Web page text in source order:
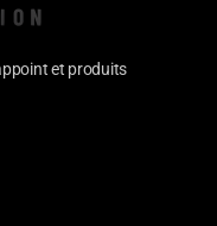
et produits